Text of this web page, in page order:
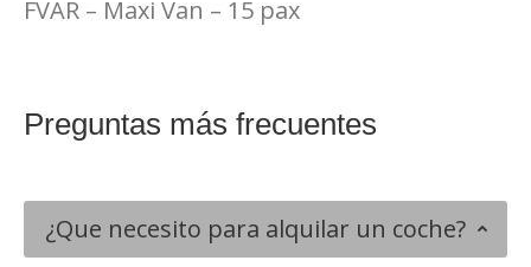
FVAR – Maxi Van – 15 pax
Preguntas más frecuentes
¿Que necesito para alquilar un coche?